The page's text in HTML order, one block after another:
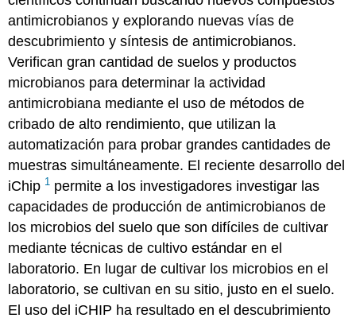
antimicrobianos y explorando nuevas vías de
descubrimiento y síntesis de antimicrobianos.
Verifican gran cantidad de suelos y productos
microbianos para determinar la actividad
antimicrobiana mediante el uso de métodos de
cribado de alto rendimiento, que utilizan la
automatización para probar grandes cantidades de
muestras simultáneamente. El reciente desarrollo del
iChip 1 permite a los investigadores investigar las
capacidades de producción de antimicrobianos de
los microbios del suelo que son difíciles de cultivar
mediante técnicas de cultivo estándar en el
laboratorio. En lugar de cultivar los microbios en el
laboratorio, se cultivan en su sitio, justo en el suelo.
El uso del iCHIP ha resultado en el descubrimiento